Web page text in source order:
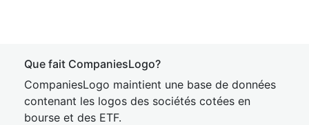
Que fait CompaniesLogo?
CompaniesLogo maintient une base de données
contenant les logos des sociétés cotées en
bourse et des ETF.